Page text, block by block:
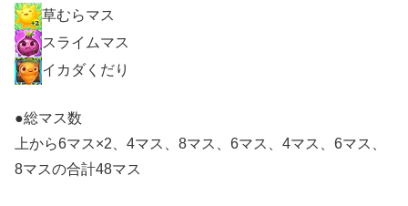
草むらマス
スライムマス
イカダくだり
●総マス数
上から6マス×2、4マス、8マス、6マス、4マス、6マス、
8マスの合計48マス